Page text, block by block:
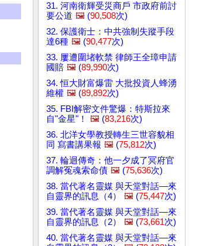
31. 河南衛輝受災商戶 市政府前討
要公道 🖼️ (90,508次)
32. 保護衛士：中共強制失蹤手段
達6種 🖼️ (90,477次)
33. 屢遭圍堵軟禁 律師王全璋申請
國賠 🖼️ (89,990次)
34. 恒大財富爆雷 大批投資人蜂湧
維權 🖼️ (89,892次)
35. FBI解密文件驚爆：特斯拉來
自"金星"！
🖼️ (83,216次)
36. 北洋女學教授轉生三世容貌相
同 寫書講果報 🖼️ (75,812次)
37. 輪迴傳奇：他一夕成了冥府官
調解冤魂索命債 🖼️ (75,636次)
38. 當代著名靈媒 與天堂對話—來
自靈界的訊息（4）
🖼️ (75,447次)
39. 當代著名靈媒 與天堂對話—來
自靈界的訊息（2）
🖼️ (73,661次)
40. 當代著名靈媒 與天堂對話—來